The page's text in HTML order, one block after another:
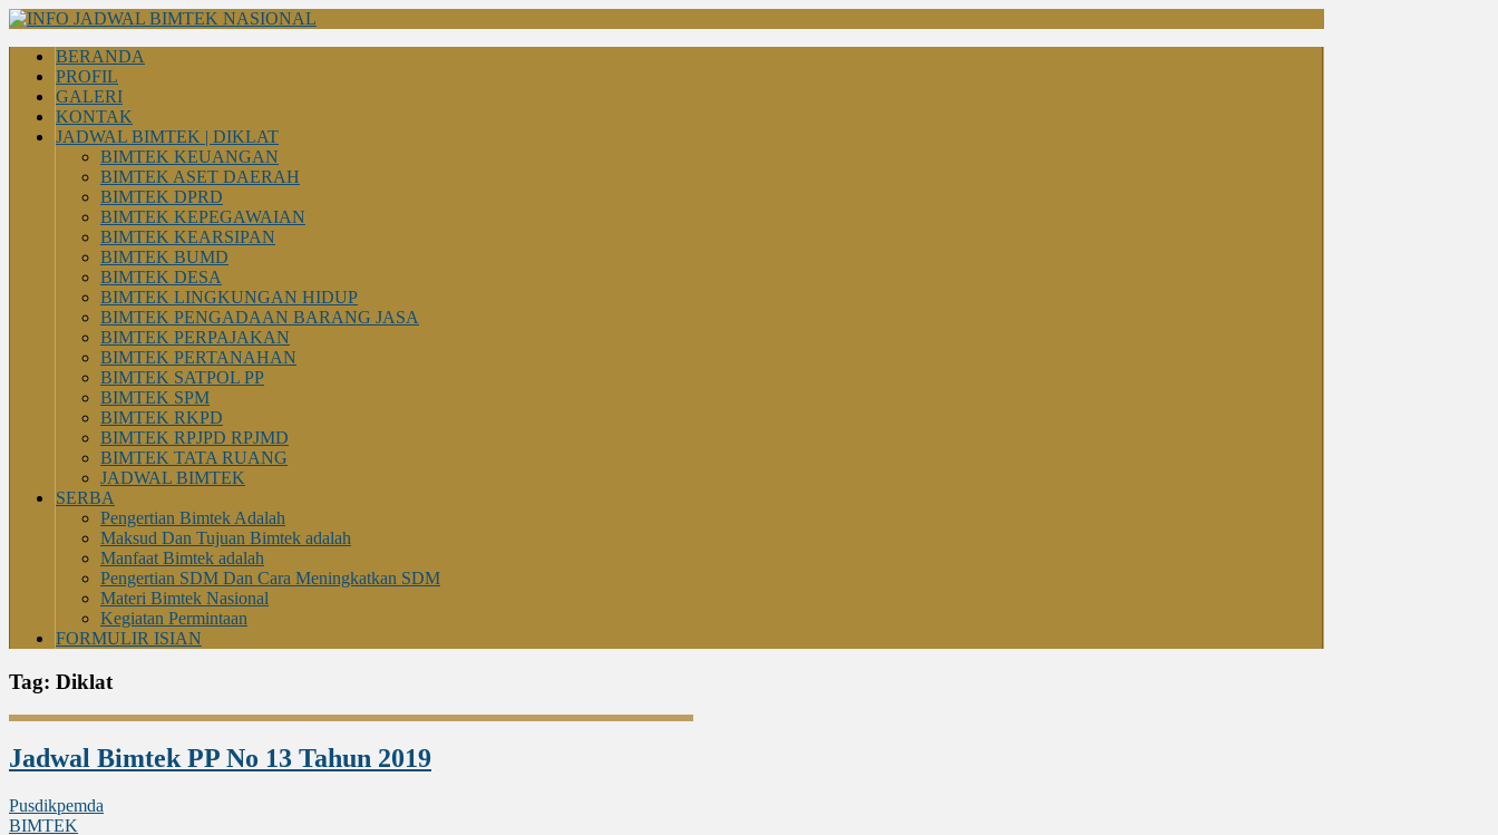
BERANDA
PROFIL
GALERI
KONTAK
JADWAL BIMTEK | DIKLAT
BIMTEK KEUANGAN
BIMTEK ASET DAERAH
BIMTEK DPRD
BIMTEK KEPEGAWAIAN
BIMTEK KEARSIPAN
BIMTEK BUMD
BIMTEK DESA
BIMTEK LINGKUNGAN HIDUP
BIMTEK PENGADAAN BARANG JASA
BIMTEK PERPAJAKAN
BIMTEK PERTANAHAN
BIMTEK SATPOL PP
BIMTEK SPM
BIMTEK RKPD
BIMTEK RPJPD RPJMD
BIMTEK TATA RUANG
JADWAL BIMTEK
SERBA
Pengertian Bimtek Adalah
Maksud Dan Tujuan Bimtek adalah
Manfaat Bimtek adalah
Pengertian SDM Dan Cara Meningkatkan SDM
Materi Bimtek Nasional
Kegiatan Permintaan
FORMULIR ISIAN
Tag: Diklat
Jadwal Bimtek PP No 13 Tahun 2019
Pusdikpemda
BIMTEK